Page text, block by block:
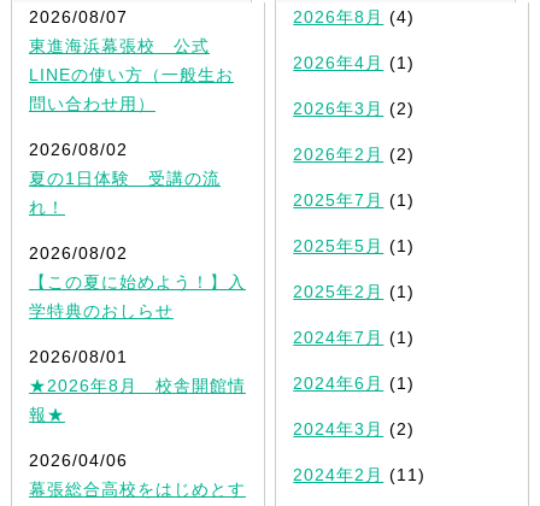
2026/08/07
東進海浜幕張校 公式
LINEの使い方（一般生お
問い合わせ用）
2026/08/02
夏の1日体験 受講の流
れ！
2026/08/02
【この夏に始めよう！】入
学特典のおしらせ
2026/08/01
★2026年8月 校舎開館情
報★
2026/04/06
幕張総合高校をはじめとす
2026年8月 (4)
2026年4月 (1)
2026年3月 (2)
2026年2月 (2)
2025年7月 (1)
2025年5月 (1)
2025年2月 (1)
2024年7月 (1)
2024年6月 (1)
2024年3月 (2)
2024年2月 (11)